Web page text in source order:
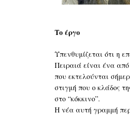
Το έργο
Υπενθυμίζεται ότι η
Πειραιά είναι ένα
που εκτελούνται
στιγμή που ο κλάδος
στο “κόκκινο”.
Η νέα αυτή γραμμή